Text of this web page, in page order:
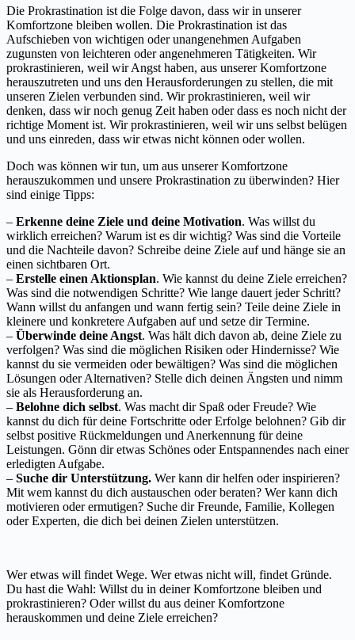
Die Prokrastination ist die Folge davon, dass wir in unserer
Komfortzone bleiben wollen. Die Prokrastination ist das
Aufschieben von wichtigen oder unangenehmen Aufgaben
zugunsten von leichteren oder angenehmeren Tätigkeiten. Wir
prokrastinieren, weil wir Angst haben, aus unserer Komfortzone
herauszutreten und uns den Herausforderungen zu stellen, die mit
unseren Zielen verbunden sind. Wir prokrastinieren, weil wir
denken, dass wir noch genug Zeit haben oder dass es noch nicht der
richtige Moment ist. Wir prokrastinieren, weil wir uns selbst belügen
und uns einreden, dass wir etwas nicht können oder wollen.
Doch was können wir tun, um aus unserer Komfortzone
herauszukommen und unsere Prokrastination zu überwinden? Hier
sind einige Tipps:
– Erkenne deine Ziele und deine Motivation. Was willst du
wirklich erreichen? Warum ist es dir wichtig? Was sind die Vorteile
und die Nachteile davon? Schreibe deine Ziele auf und hänge sie an
einen sichtbaren Ort.
– Erstelle einen Aktionsplan. Wie kannst du deine Ziele erreichen?
Was sind die notwendigen Schritte? Wie lange dauert jeder Schritt?
Wann willst du anfangen und wann fertig sein? Teile deine Ziele in
kleinere und konkretere Aufgaben auf und setze dir Termine.
– Überwinde deine Angst. Was hält dich davon ab, deine Ziele zu
verfolgen? Was sind die möglichen Risiken oder Hindernisse? Wie
kannst du sie vermeiden oder bewältigen? Was sind die möglichen
Lösungen oder Alternativen? Stelle dich deinen Ängsten und nimm
sie als Herausforderung an.
– Belohne dich selbst. Was macht dir Spaß oder Freude? Wie
kannst du dich für deine Fortschritte oder Erfolge belohnen? Gib dir
selbst positive Rückmeldungen und Anerkennung für deine
Leistungen. Gönn dir etwas Schönes oder Entspannendes nach einer
erledigten Aufgabe.
– Suche dir Unterstützung. Wer kann dir helfen oder inspirieren?
Mit wem kannst du dich austauschen oder beraten? Wer kann dich
motivieren oder ermutigen? Suche dir Freunde, Familie, Kollegen
oder Experten, die dich bei deinen Zielen unterstützen.
Wer etwas will findet Wege. Wer etwas nicht will, findet Gründe.
Du hast die Wahl: Willst du in deiner Komfortzone bleiben und
prokrastinieren? Oder willst du aus deiner Komfortzone
herauskommen und deine Ziele erreichen?